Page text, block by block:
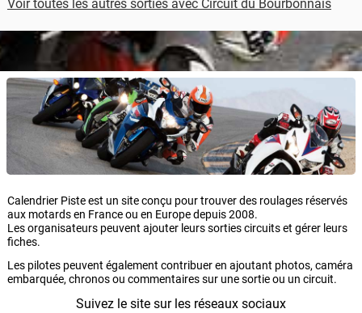
Voir toutes les autres sorties avec Circuit du Bourbonnais
Calendrier Piste est un site conçu pour trouver des roulages réservés
aux motards en France ou en Europe depuis 2008.
Les organisateurs peuvent ajouter leurs sorties circuits et gérer leurs
fiches.
Les pilotes peuvent également contribuer en ajoutant photos, caméra
embarquée, chronos ou commentaires sur une sortie ou un circuit.
Suivez le site sur les réseaux sociaux